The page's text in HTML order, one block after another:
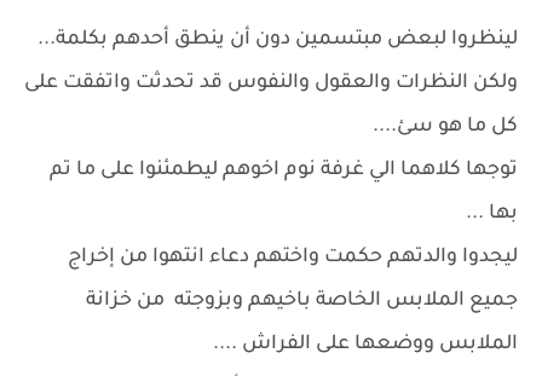
لينظروا لبعض مبتسمين دون أن ينطق أحدهم بكلمة...
ولكن النظرات والعقول والنفوس قد تحدثت واتفقت على
كل ما هو سئ....
توجها كلاهما الي غرفة نوم اخوهم ليطمئنوا على ما تم
بها ...
ليجدوا والدتهم حكمت واختهم دعاء انتهوا من إخراج
جميع الملابس الخاصة باخيهم وبزوجته من خزانة
الملابس ووضعها على الفراش ....